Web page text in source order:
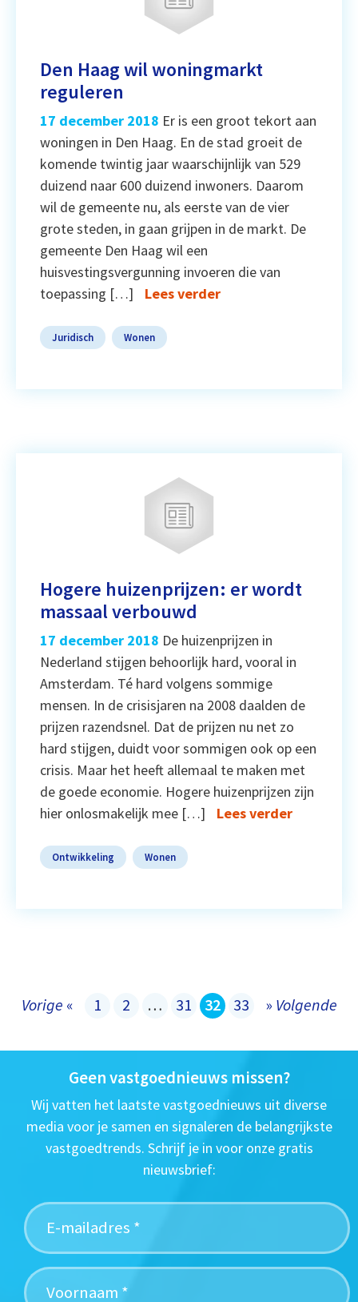
Den Haag wil woningmarkt
reguleren
17 december 2018 Er is een groot tekort aan
woningen in Den Haag. En de stad groeit de
komende twintig jaar waarschijnlijk van 529
duizend naar 600 duizend inwoners. Daarom
wil de gemeente nu, als eerste van de vier
grote steden, in gaan grijpen in de markt. De
gemeente Den Haag wil een
huisvestingsvergunning invoeren die van
toepassing […]
Lees verder
Juridisch Wonen
Hogere huizenprijzen: er wordt
massaal verbouwd
17 december 2018 De huizenprijzen in
Nederland stijgen behoorlijk hard, vooral in
Amsterdam. Té hard volgens sommige
mensen. In de crisisjaren na 2008 daalden de
prijzen razendsnel. Dat de prijzen nu net zo
hard stijgen, duidt voor sommigen ook op een
crisis. Maar het heeft allemaal te maken met
de goede economie. Hogere huizenprijzen zijn
hier onlosmakelijk mee […]
Lees verder
Ontwikkeling Wonen
Vorige « 1 2 … 31 32 33 » Volgende
Geen vastgoednieuws missen?
Wij vatten het laatste vastgoednieuws uit diverse
media voor je samen en signaleren de belangrijkste
vastgoedtrends. Schrijf je in voor onze gratis
nieuwsbrief: